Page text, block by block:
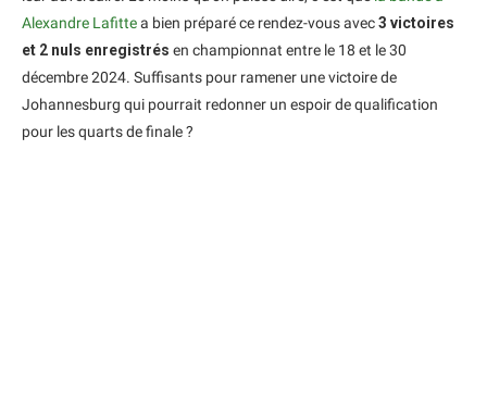
Alexandre Lafittea bien préparé ce rendez-vous avec3 victoires
et 2 nuls enregistrés en championnat entre le 18 et le 30
décembre 2024. Suffisants pour ramener une victoire de
Johannesburg qui pourrait redonner un espoir de qualification
pour les quarts de finale ?